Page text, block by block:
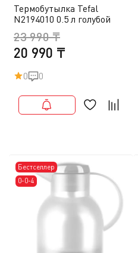
Термобутылка Tefal
N2194010 0.5 л голубой
20 990 ₸
23 990 ₸
0 0
Бестселлер
0-0-4